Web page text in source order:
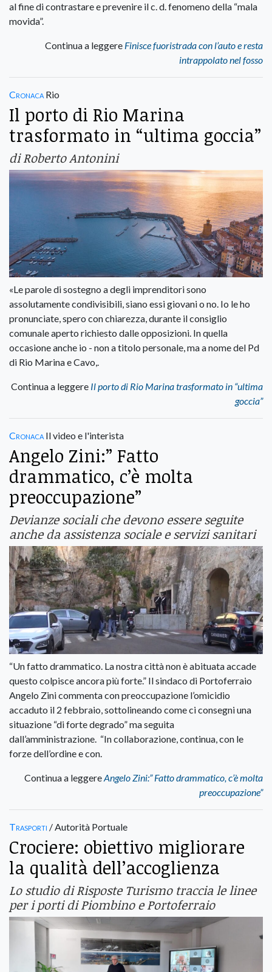
al fine di contrastare e prevenire il c. d. fenomeno della “mala
movida”.
Continua a leggere Finisce fuoristrada con l’auto e resta
intrappolato nel fosso
Cronaca Rio
Il porto di Rio Marina
trasformato in “ultima goccia”
di Roberto Antonini
«Le parole di sostegno a degli imprenditori sono
assolutamente condivisibili, siano essi giovani o no. Io le ho
pronunciate, spero con chiarezza, durante il consiglio
comunale aperto richiesto dalle opposizioni. In quella
occasione anche io - non a titolo personale, ma a nome del Pd
di Rio Marina e Cavo,.
Continua a leggere Il porto di Rio Marina trasformato in “ultima
goccia”
Cronaca Il video e l'interista
Angelo Zini:” Fatto
drammatico, c’è molta
preoccupazione”
Devianze sociali che devono essere seguite
anche da assistenza sociale e servizi sanitari
“Un fatto drammatico. La nostra città non è abituata accade
questo colpisce ancora più forte.” Il sindaco di Portoferraio
Angelo Zini commenta con preoccupazione l’omicidio
accaduto il 2 febbraio, sottolineando come ci consegni una
situazione “di forte degrado” ma seguita
dall’amministrazione. “In collaborazione, continua, con le
forze dell’ordine e con.
Continua a leggereAngelo Zini:” Fatto drammatico, c’è molta
preoccupazione”
Trasporti / Autorità Portuale
Crociere: obiettivo migliorare
la qualità dell’accoglienza
Lo studio di Risposte Turismo traccia le linee
per i porti di Piombino e Portoferraio